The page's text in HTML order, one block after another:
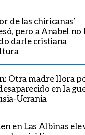
de las chiricanas’
pero a Anabel no
darle cristiana
Otra madre llora
en la
Ucrania
en Las Albinas